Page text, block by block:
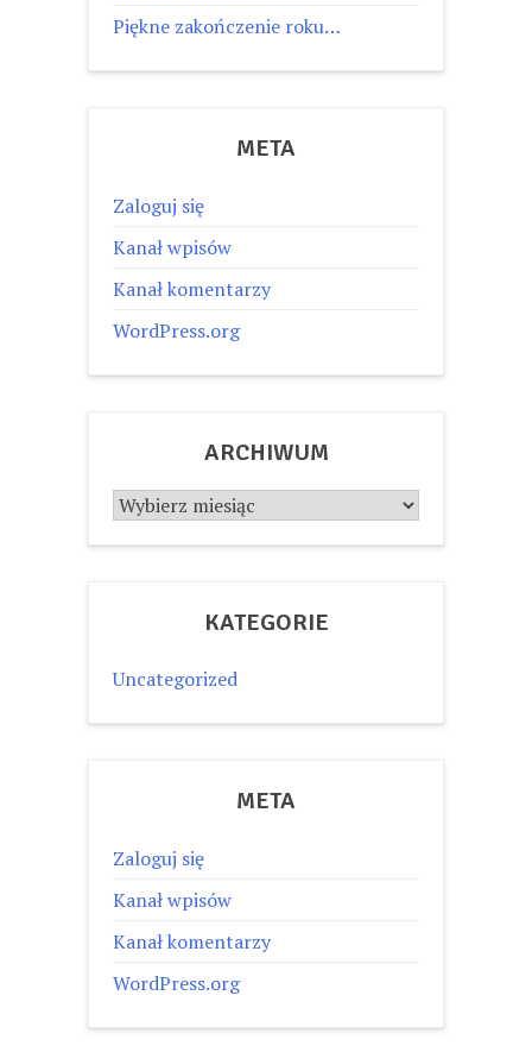
Piękne zakończenie roku…
META
Zaloguj się
Kanał wpisów
Kanał komentarzy
WordPress.org
ARCHIWUM
Archiwum
KATEGORIE
Uncategorized
META
Zaloguj się
Kanał wpisów
Kanał komentarzy
WordPress.org